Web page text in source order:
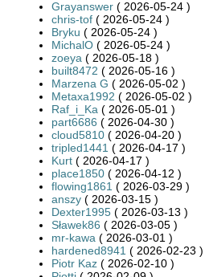
Grayanswer ( 2026-05-24 )
chris-tof ( 2026-05-24 )
Bryku ( 2026-05-24 )
MichalO ( 2026-05-24 )
zoeya ( 2026-05-18 )
built8472 ( 2026-05-16 )
Marzena G ( 2026-05-02 )
Metaxa1992 ( 2026-05-02 )
Raf_i_Ka ( 2026-05-01 )
part6686 ( 2026-04-30 )
cloud5810 ( 2026-04-20 )
tripled1441 ( 2026-04-17 )
Kurt ( 2026-04-17 )
place1850 ( 2026-04-12 )
flowing1861 ( 2026-03-29 )
anszy ( 2026-03-15 )
Dexter1995 ( 2026-03-13 )
Sławek86 ( 2026-03-05 )
mr-kawa ( 2026-03-01 )
hardened8941 ( 2026-02-23 )
Piotr Kaz ( 2026-02-10 )